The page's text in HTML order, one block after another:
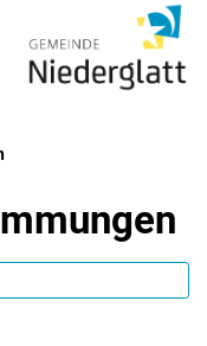
(ausgewählt)